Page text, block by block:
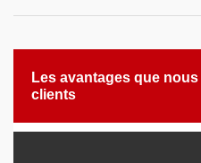
Les avantages que
clients